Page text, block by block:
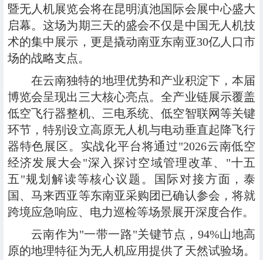
暨无人机展览会将在昆明滇池国际会展中心盛大
启幕。这场为期三天的盛会不仅是中国无人机技
术的集中展示，更是撬动南亚东南亚30亿人口市
场的战略支点。
在云南独特的地理优势和产业积淀下，本届
博览会呈现出三大核心亮点。全产业链展示覆盖
低空飞行器整机、三电系统、低空智联网等关键
环节，特别设立高原无人机与电动垂直起降飞行
器特色展区。实战化平台将通过"2026云南低空
经济发展大会"深入探讨空域管理改革、"十五
五"规划解读等核心议题。国际对接方面，泰
国、马来西亚等东南亚采购团已确认参会，将就
跨境应急响应、电力巡检等场景展开深度合作。
云南作为"一带一路"关键节点，94%山地高
原的地理特征为无人机应用提供了天然试验场。